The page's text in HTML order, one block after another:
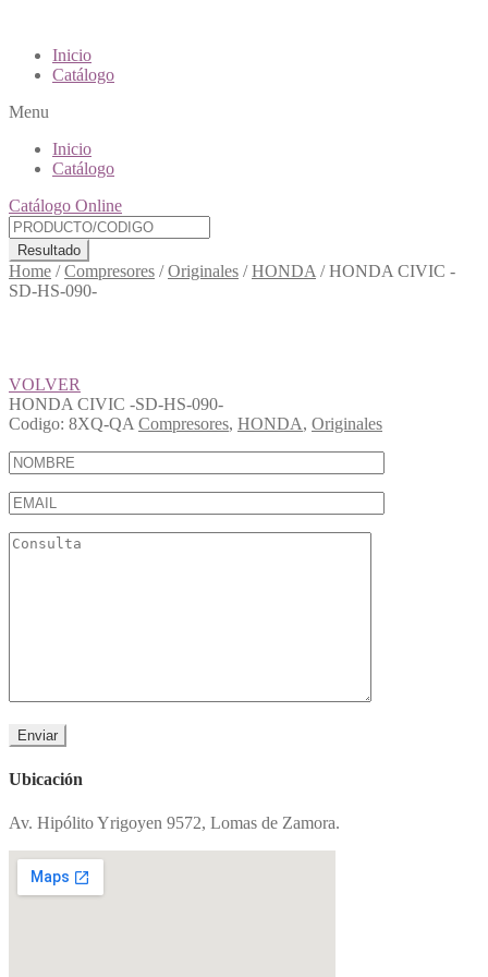
Inicio
Catálogo
Menu
Inicio
Catálogo
Catálogo Online
Resultado
Home /Compresores /Originales /HONDA /HONDA CIVIC -
SD-HS-090-
VOLVER
HONDA CIVIC -SD-HS-090-
Codigo: 8XQ-QA Compresores, HONDA, Originales
Ubicación
Av. Hipólito Yrigoyen 9572, Lomas de Zamora.